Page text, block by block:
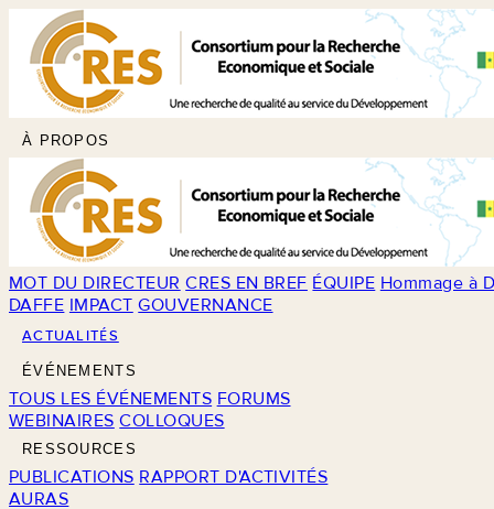
À PROPOS
MOT DU DIRECTEUR CRES EN BREF ÉQUIPE Hommage à
DAFFE IMPACT GOUVERNANCE
ACTUALITÉS
ÉVÉNEMENTS
TOUS LES ÉVÉNEMENTS FORUMS
WEBINAIRES COLLOQUES
RESSOURCES
PUBLICATIONS RAPPORT D'ACTIVITÉS
AURAS